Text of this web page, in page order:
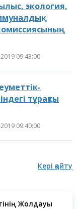
Жолдауы
экология,
09:43:00
тұрақты
09:40:00
Кері қайту